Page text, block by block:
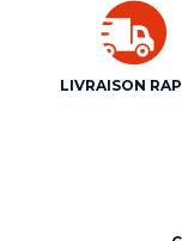
LIVRAISON